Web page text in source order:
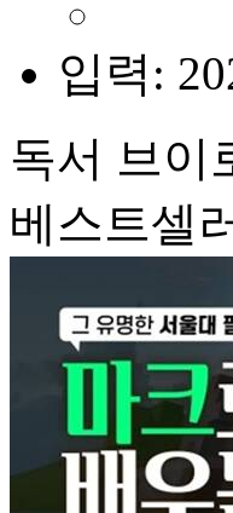
입력:
독서 브이
베스트셀